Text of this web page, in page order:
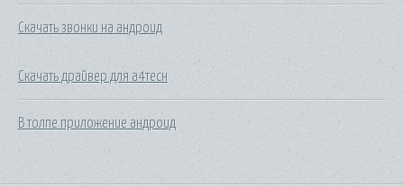
Скачать звонки на андроид
Скачать драйвер для а4тесн
В толпе приложение андроид